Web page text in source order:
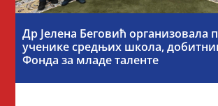
Др Јелена Беговић организовала
ученике средњих школа,
Фонда за младе таленте